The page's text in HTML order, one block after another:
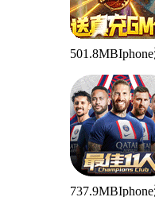
501.8MB
737.9MB